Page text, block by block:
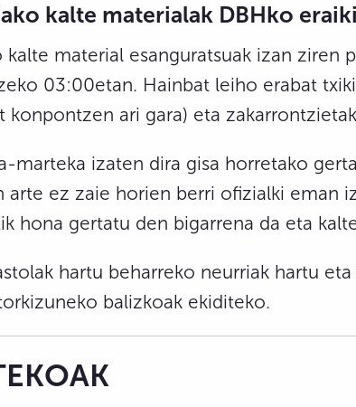
kalte materialak DBHko
kalte material esanguratsuak izan ziren
03:00etan. Hainbat leiho erabat
konpontzen ari gara) eta
marteka izaten dira gisa horretako
arte ez zaie horien berri ofizialki eman
hona gertatu den bigarrena da eta
hartu beharreko neurriak hartu
balizkoak ekiditeko.